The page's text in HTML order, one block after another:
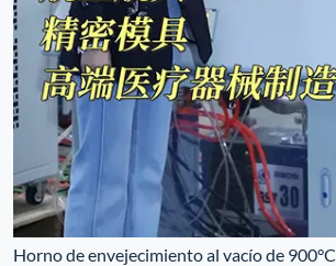
Horno de envejecimiento al vacío de 900°C